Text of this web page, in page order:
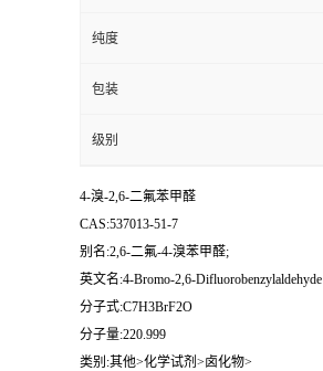
纯度
包装
级别
4-溴-2,6-二氟苯甲醛
CAS:537013-51-7
别名:2,6-二氟-4-溴苯甲醛;
英文名:4-Bromo-2,6-Difluorobenzylaldehyde
分子式:C7H3BrF2O
分子量:220.999
类别:其他>化学试剂>卤化物>